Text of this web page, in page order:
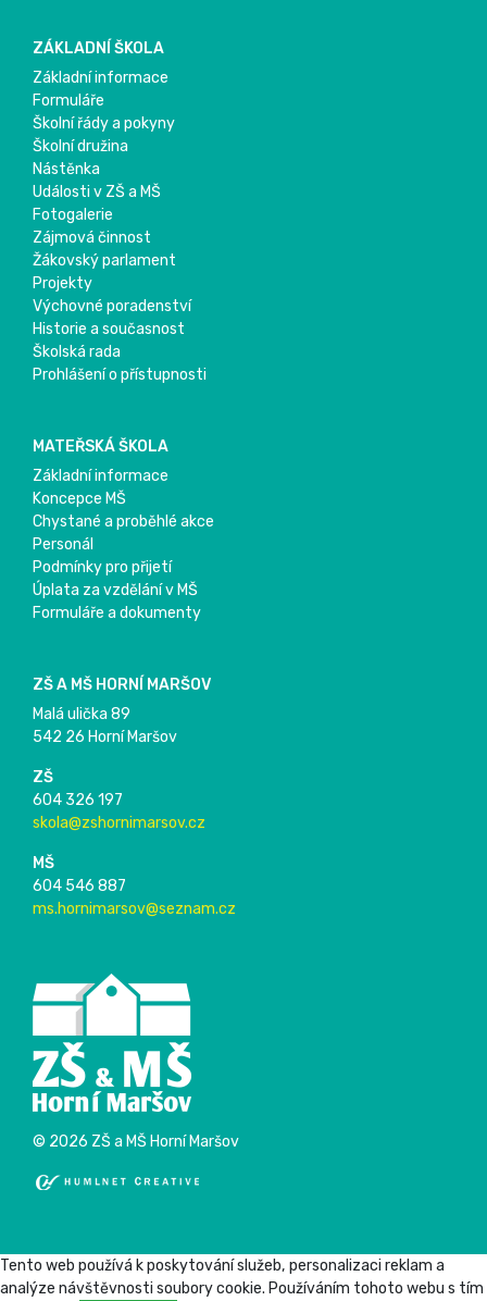
ZÁKLADNÍ ŠKOLA
Základní informace
Formuláře
Školní řády a pokyny
Školní družina
Nástěnka
Události v ZŠ a MŠ
Fotogalerie
Zájmová činnost
Žákovský parlament
Projekty
Výchovné poradenství
Historie a současnost
Školská rada
Prohlášení o přístupnosti
MATEŘSKÁ ŠKOLA
Základní informace
Koncepce MŠ
Chystané a proběhlé akce
Personál
Podmínky pro přijetí
Úplata za vzdělání v MŠ
Formuláře a dokumenty
ZŠ A MŠ HORNÍ MARŠOV
Malá ulička 89
542 26 Horní Maršov
ZŠ
604 326 197
skola@zshornimarsov.cz
MŠ
604 546 887
ms.hornimarsov@seznam.cz
© 2026 ZŠ a MŠ Horní Maršov
Tento web používá k poskytování služeb, personalizaci reklam a
analýze návštěvnosti soubory cookie. Používáním tohoto webu s tím